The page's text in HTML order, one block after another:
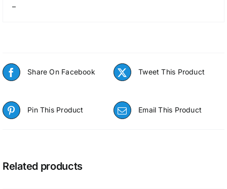
–
Share On Facebook Tweet This Product
Pin This Product Email This Product
Related products